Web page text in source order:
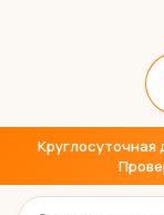
Круглосуточная